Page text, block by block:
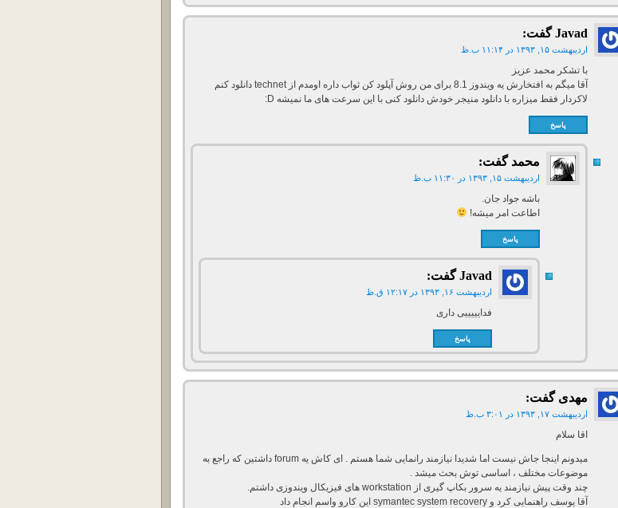
Javad گفت:
اردیبهشت ۱۵, ۱۳۹۳ در ۱۱:۱۴ ب.ظ
با تشکر محمد عزیز
آقا میگم به افتخارش یه ویندوز 8.1 برای من روش آپلود کن ثواب داره اومدم از technet دانلود کنم
لاکردار فقط میزاره با دانلود منیجر خودش دانلود کنی با این سرعت های ما نمیشه D:
پاسخ
محمد گفت:
اردیبهشت ۱۵, ۱۳۹۳ در ۱۱:۳۰ ب.ظ
باشه جواد جان.
اطاعت امر میشه!
پاسخ
Javad گفت:
اردیبهشت ۱۶, ۱۳۹۳ در ۱۲:۱۷ ق.ظ
فدایییییی داری
پاسخ
مهدی گفت:
اردیبهشت ۱۷, ۱۳۹۳ در ۳:۰۱ ب.ظ
اقا سلام
میدونم اینجا جاش نیست اما شدیدا نیازمند رانمایی شما هستم . ای کاش یه forum داشتین که راجع به
موضوعات مختلف ، اساسی توش بحث میشد .
چند وقت پیش نیازمند یه سرور بکاپ گیری از workstation های فیزیکال ویندوزی داشتم.
آقا یوسف راهنمایی کرد و symantec system recovery این کارو واسم انجام داد